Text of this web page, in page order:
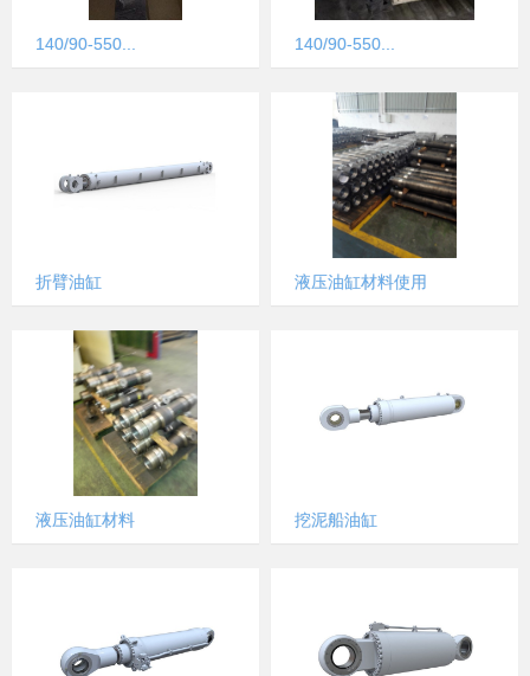
140/90-550... 140/90-550...
折臂油缸 液压油缸材料使用
液压油缸材料 挖泥船油缸